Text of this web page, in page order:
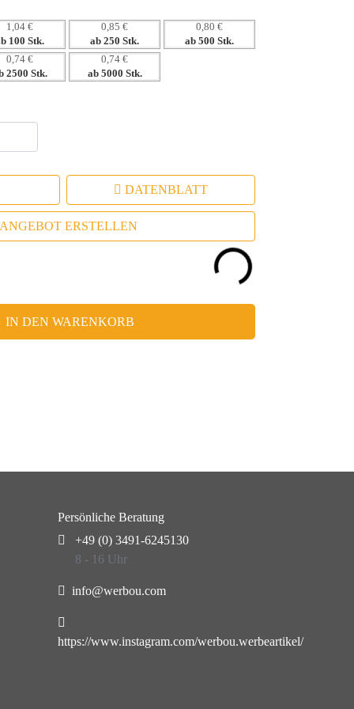
1,04 €
100 Stk.
0,85 €
ab 250 Stk.
0,80 €
ab 500 Stk.
0,74 €
2500 Stk.
0,74 €
ab 5000 Stk.
DATENBLATT
ANGEBOT ERSTELLEN
IN DEN WARENKORB
Persönliche Beratung
+49 (0) 3491-6245130
8 - 16 Uhr
info@werbou.com
https://www.instagram.com/werbou.werbeartikel/